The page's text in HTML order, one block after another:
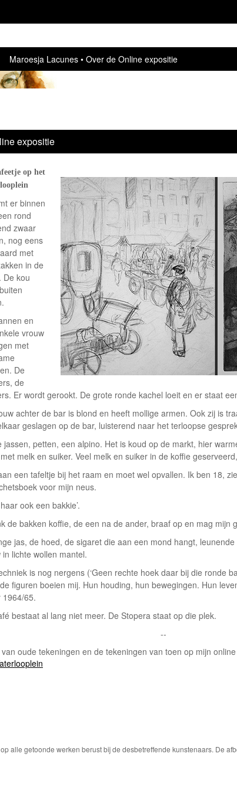
Maroesja Lacunes Over de Online expositie
expositie
op het
er binnen
rond
zwaar
nog eens
met
in de
De kou
en
vrouw
met
De
de
Er wordt gerookt. De grote ronde kachel loeit en er staat
achter de bar is blond en heeft mollige armen. Ook zij is
geslagen op de bar, luisterend naar het terloopse
jassen, petten, een alpino. Het is koud op de markt, hier
melk en suiker. Veel melk en suiker in de koffie
een tafeltje bij het raam en moet wel opvallen. Ik ben 18,
voor mijn neus.
ook een bakkie’.
de bakken koffie, de een na de ander, braaf op en mag mijn
jas, de hoed, de sigaret die aan een mond hangt,
in lichte wollen mantel.
is nog nergens (‘Geen rechte hoek daar bij die ronde
figuren boeien mij. Hun houding, hun bewegingen. Hun
1964/65.
bestaat al lang niet meer. De Stopera staat op die plek.
--
van oude tekeningen en de tekeningen van toen op mijn
alle getoonde werken berust bij de desbetreffende kunstenaars. De